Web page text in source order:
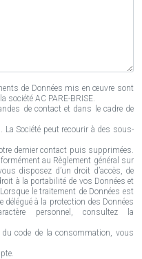
de Données mis en œuvre sont
société AC PARE-BRISE.
de contact et dans le cadre de
La Société peut recourir à des sous-
dernier contact puis supprimées.
au Règlement général sur
disposez d’un droit d’accès, de
à la portabilité de vos Données et
le traitement de Données est
à la protection des Données
personnel, consultez la
code de la consommation, vous